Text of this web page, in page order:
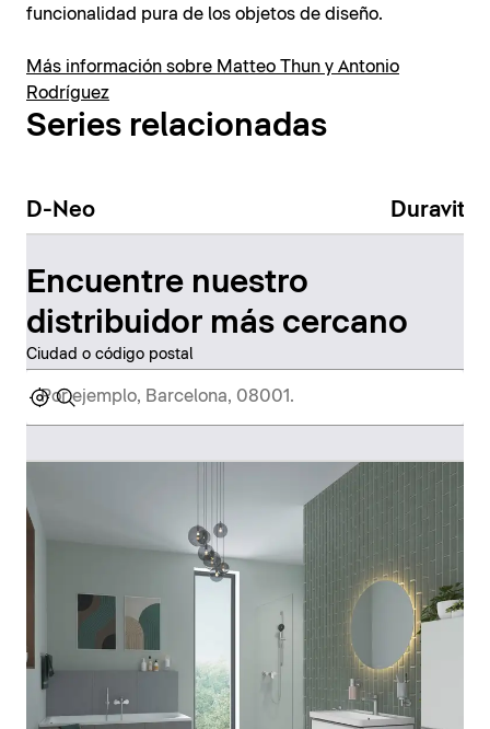
funcionalidad pura de los objetos de diseño.
Más información sobre Matteo Thun y Antonio
Rodríguez
Series relacionadas
D-Neo Duravit
Encuentre nuestro
distribuidor más cercano
Ciudad o código postal